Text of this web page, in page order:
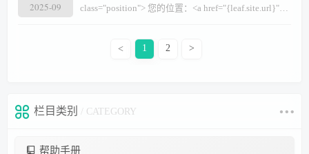
2025-09
class="position"> 您的位置：<a href="{leaf.site.url}"
href="{leaf.nav.url}">{leaf.nav.name}</a>{/leaf:nav} <
< 1 2 >
栏目类别 / CATEGORY
帮助手册